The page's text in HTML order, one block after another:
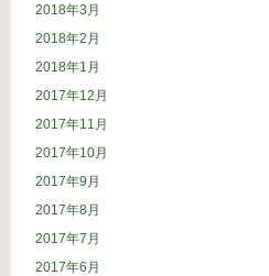
2018年3月
2018年2月
2018年1月
2017年12月
2017年11月
2017年10月
2017年9月
2017年8月
2017年7月
2017年6月